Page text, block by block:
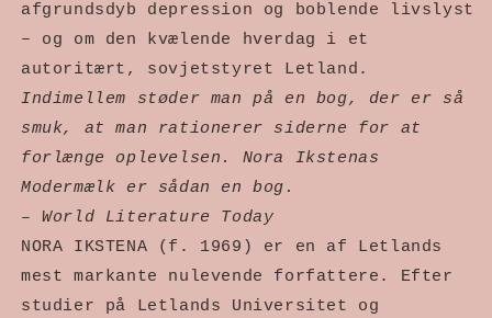
afgrundsdyb depression og boblende livslyst
– og om den kvælende hverdag i et
autoritært, sovjetstyret Letland.
Indimellem støder man på en bog, der er så
smuk, at man rationerer siderne for at
forlænge oplevelsen. Nora Ikstenas
Modermælk er sådan en bog.
– World Literature Today
NORA IKSTENA (f. 1969) er en af Letlands
mest markante nulevende forfattere. Efter
studier på Letlands Universitet og